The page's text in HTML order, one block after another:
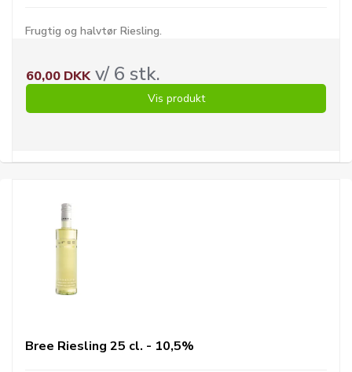
Frugtig og halvtør Riesling.
60,00 DKKv/ 6 stk.
Vis produkt
Bree Riesling 25 cl. - 10,5%